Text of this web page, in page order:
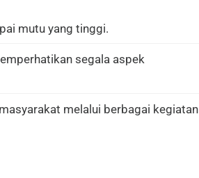
mutu yang tinggi.
segala aspek
melalui berbagai kegiatan